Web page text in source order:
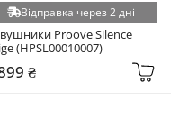
Відправка через 2 дні
Proove Silence
(HPSL00010007)
₴